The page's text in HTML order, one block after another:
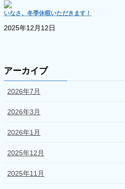
いなさ、冬季休暇いただきます！
2025年12月12日
アーカイブ
2026年7月
2026年3月
2026年1月
2025年12月
2025年11月